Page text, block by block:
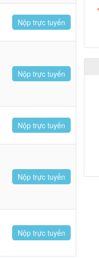
Nộp trực tuyến
Nộp trực tuyến
Nộp trực tuyến
Nộp trực tuyến
Nộp trực tuyến